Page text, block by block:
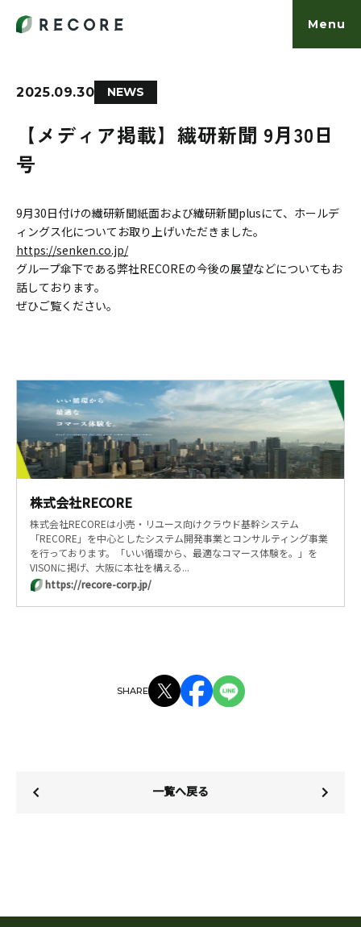
Menu
お知らせ
カルチャー
働く人
会社概要
2025.09.30 NEWS
【メディア掲載】繊研新聞 9月30日
号
9月30日付けの繊研新聞紙面および繊研新聞plusにて、ホールデ
ィングス化についてお取り上げいただきました。
https://senken.co.jp/
グループ傘下である弊社RECOREの今後の展望などについてもお
話しております。
ぜひご覧ください。
株式会社RECORE
株式会社RECOREは小売・リユース向けクラウド基幹システム
「RECORE」を中心としたシステム開発事業とコンサルティング事業
を行っております。「いい循環から、最適なコマース体験を。」を
VISONに掲げ、大阪に本社を構える...
https://recore-corp.jp/
SHARE
一覧へ戻る